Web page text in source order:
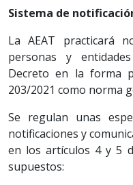
Sistema de
La AEAT practicará
personas y
Decreto en la forma
203/2021 como norma
Se regulan unas
notificaciones y
en los artículos 4 y 5
supuestos: